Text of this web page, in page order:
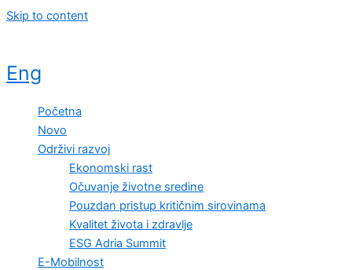
Skip to content
Eng
Početna
Novo
Održivi razvoj
Ekonomski rast
Očuvanje životne sredine
Pouzdan pristup kritičnim sirovinama
Kvalitet života i zdravlje
ESG Adria Summit
E-Mobilnost